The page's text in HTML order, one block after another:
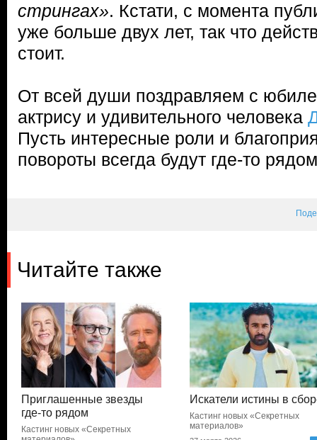
стрингах». Кстати, с момента
уже больше двух лет, так что
стоит.
От всей души поздравляем с
актрису и удивительного человека
Пусть интересные роли и
повороты всегда будут где-то
Читайте также
Приглашенные звезды
где-то рядом
Кастинг новых «Секретных
Искатели истины в
Кастинг новых «Секретных
материалов»